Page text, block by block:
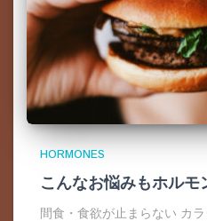
HORMONES
こんなお悩みもホル
間食・食欲が止まらない カ